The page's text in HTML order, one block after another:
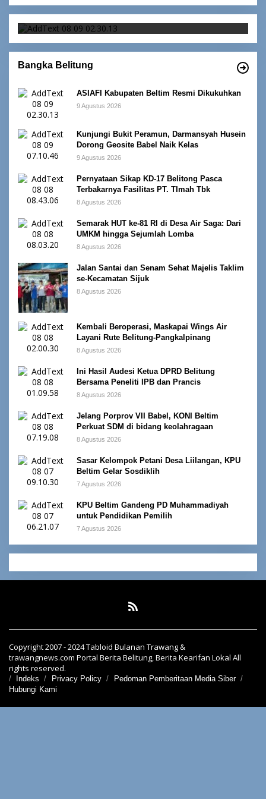
ASIAFI Kabupaten Beltim Resmi Dikukuhkan
Bangka Belitung
ASIAFI Kabupaten Beltim Resmi Dikukuhkan
9 Agustus 2026
Kunjungi Bukit Peramun, Darmansyah Husein
Dorong Geosite Babel Naik Kelas
9 Agustus 2026
Pernyataan Sikap KD-17 Belitong Pasca
Terbakarnya Fasilitas PT. TImah Tbk
8 Agustus 2026
Semarak HUT ke-81 RI di Desa Air Saga: Dari
UMKM hingga Sejumlah Lomba
8 Agustus 2026
Jalan Santai dan Senam Sehat Majelis Taklim
se-Kecamatan Sijuk
8 Agustus 2026
Kembali Beroperasi, Maskapai Wings Air
Layani Rute Belitung-Pangkalpinang
8 Agustus 2026
Ini Hasil Audesi Ketua DPRD Belitung
Bersama Peneliti IPB dan Prancis
8 Agustus 2026
Jelang Porprov VII Babel, KONI Beltim
Perkuat SDM di bidang keolahragaan
8 Agustus 2026
Sasar Kelompok Petani Desa Liilangan, KPU
Beltim Gelar Sosdiklih
7 Agustus 2026
KPU Beltim Gandeng PD Muhammadiyah
untuk Pendidikan Pemilih
7 Agustus 2026
Copyright 2007 - 2024 Tabloid Bulanan Trawang &
trawangnews.com Portal Berita Belitung, Berita Kearifan Lokal All
rights reserved.
Indeks Privacy Policy
Pedoman Pemberitaan Media Siber
Hubungi Kami